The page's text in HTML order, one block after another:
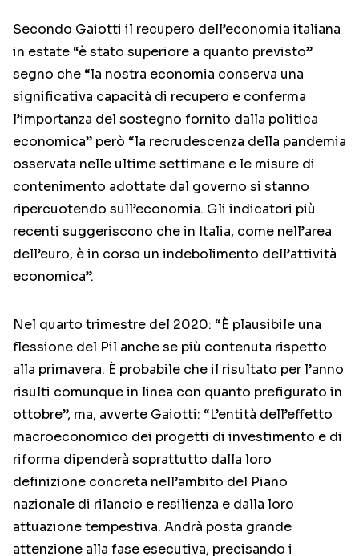
Secondo Gaiotti il recupero dell’economia italiana
in estate “è stato superiore a quanto previsto”
segno che “la nostra economia conserva una
significativa capacità di recupero e conferma
l’importanza del sostegno fornito dalla politica
economica” però “la recrudescenza della pandemia
osservata nelle ultime settimane e le misure di
contenimento adottate dal governo si stanno
ripercuotendo sull’economia. Gli indicatori più
recenti suggeriscono che in Italia, come nell’area
dell’euro, è in corso un indebolimento dell’attività
economica”.
Nel quarto trimestre del 2020: “È plausibile una
flessione del Pil anche se più contenuta rispetto
alla primavera. È probabile che il risultato per l’anno
risulti comunque in linea con quanto prefigurato in
ottobre”, ma, avverte Gaiotti: “L’entità dell’effetto
macroeconomico dei progetti di investimento e di
riforma dipenderà soprattutto dalla loro
definizione concreta nell’ambito del Piano
nazionale di rilancio e resilienza e dalla loro
attuazione tempestiva. Andrà posta grande
attenzione alla fase esecutiva, precisando i